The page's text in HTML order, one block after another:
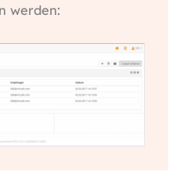
werden: